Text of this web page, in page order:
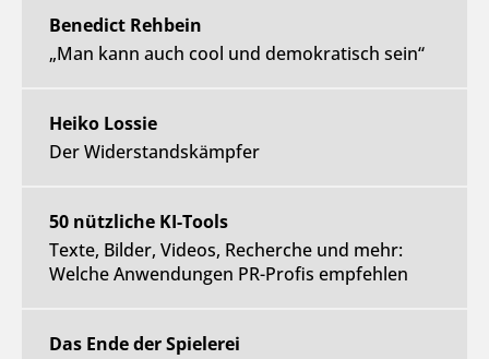
Benedict Rehbein
„Man kann auch cool und demokratisch sein“
Heiko Lossie
Der Widerstandskämpfer
50 nützliche KI-Tools
Texte, Bilder, Videos, Recherche und mehr:
Welche Anwendungen PR-Profis empfehlen
Das Ende der Spielerei